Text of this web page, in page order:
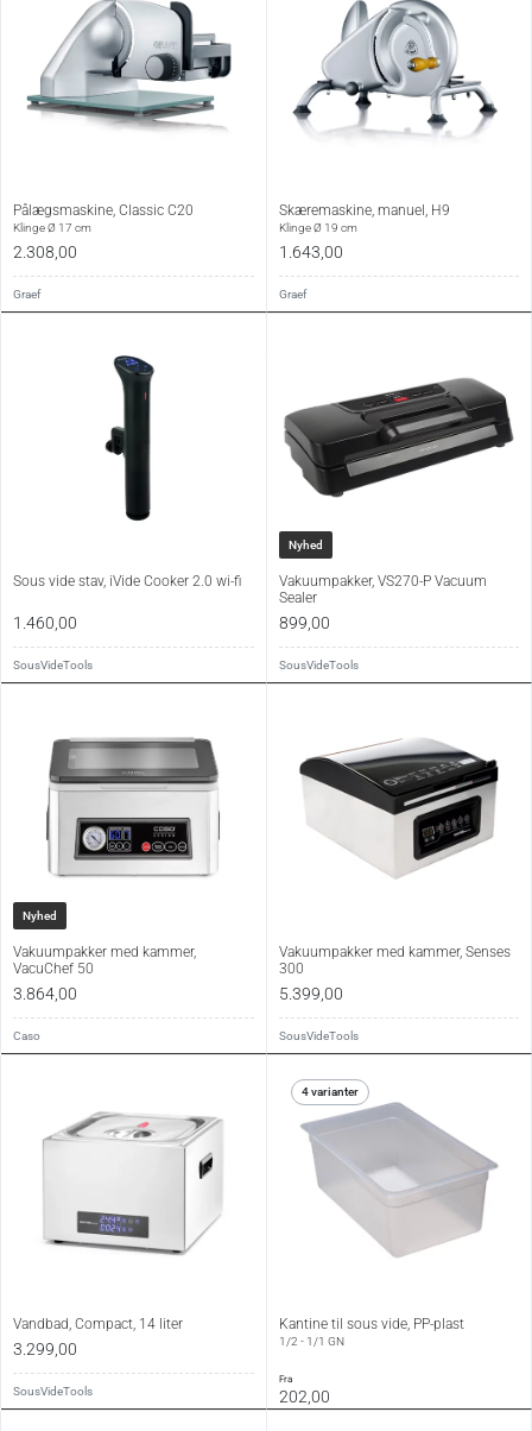
Pålægsmaskine, Classic C20
Klinge Ø 17 cm
2.308,00
Graef
Skæremaskine, manuel, H9
Klinge Ø 19 cm
1.643,00
Graef
Sous vide stav, iVide Cooker 2.0 wi-fi
1.460,00
SousVideTools
Nyhed
Vakuumpakker, VS270-P Vacuum
Sealer
899,00
SousVideTools
Nyhed
Vakuumpakker med kammer,
VacuChef 50
3.864,00
Caso
Vakuumpakker med kammer, Senses
300
5.399,00
SousVideTools
Vandbad, Compact, 14 liter
3.299,00
SousVideTools
4 varianter
Kantine til sous vide, PP-plast
1/2 - 1/1 GN
fra
202,00